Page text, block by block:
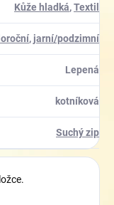
Kůže hladká,Textil
, jarní/podzimní
Lepená
kotníková
Suchý zip